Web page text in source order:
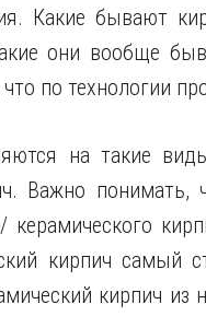
Какие бывают
они вообще
по технологии
на такие
Важно понимать,
керамического
кирпич самый
кирпич из